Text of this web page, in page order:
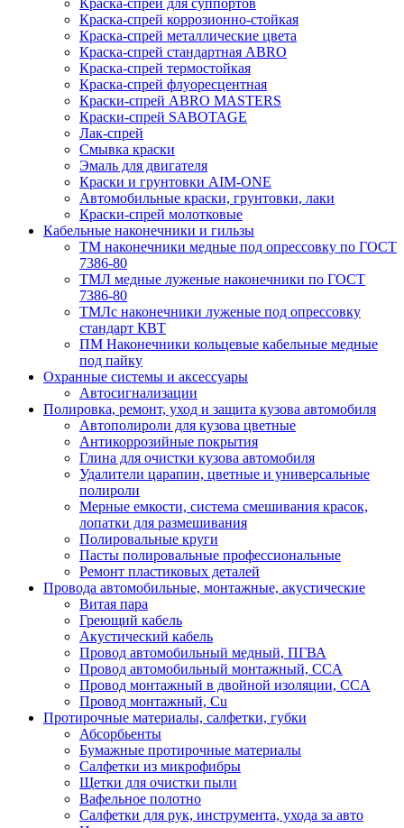
Краска-спрей коррозионно-стойкая
Краска-спрей металлические цвета
Краска-спрей стандартная ABRO
Краска-спрей термостойкая
Краска-спрей флуоресцентная
Краски-спрей ABRO MASTERS
Краски-спрей SABOTAGE
Лак-спрей
Смывка краски
Эмаль для двигателя
Краски и грунтовки AIM-ONE
Автомобильные краски, грунтовки, лаки
Краски-спрей молотковые
Кабельные наконечники и гильзы
ТМ наконечники медные под опрессовку по ГОСТ
7386-80
ТМЛ медные луженые наконечники по ГОСТ
7386-80
ТМЛс наконечники луженые под опрессовку
стандарт КВТ
ПМ Наконечники кольцевые кабельные медные
под пайку
Охранные системы и аксессуары
Автосигнализации
Полировка, ремонт, уход и защита кузова автомобиля
Автополироли для кузова цветные
Антикоррозийные покрытия
Глина для очистки кузова автомобиля
Удалители царапин, цветные и универсальные
полироли
Мерные емкости, система смешивания красок,
лопатки для размешивания
Полировальные круги
Пасты полировальные профессиональные
Ремонт пластиковых деталей
Провода автомобильные, монтажные, акустические
Витая пара
Греющий кабель
Акустический кабель
Провод автомобильный медный, ПГВА
Провод автомобильный монтажный, CCA
Провод монтажный в двойной изоляции, CCA
Провод монтажный, Cu
Протирочные материалы, салфетки, губки
Абсорбьенты
Бумажные протирочные материалы
Салфетки из микрофибры
Щетки для очистки пыли
Вафельное полотно
Салфетки для рук, инструмента, ухода за авто